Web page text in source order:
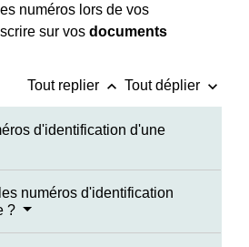
numéros lors de vos
sur vos documents
Tout replier keyboard_arrow_up Tout déplier keyboard_arrow_down
d'identification d'une
numéros d'identification
?